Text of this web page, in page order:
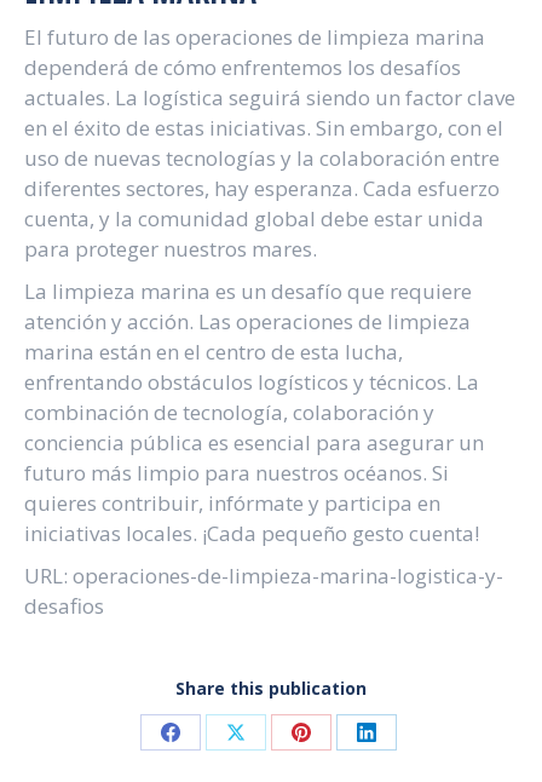
El futuro de las operaciones de limpieza marina
dependerá de cómo enfrentemos los desafíos
actuales. La logística seguirá siendo un factor clave
en el éxito de estas iniciativas. Sin embargo, con el
uso de nuevas tecnologías y la colaboración entre
diferentes sectores, hay esperanza. Cada esfuerzo
cuenta, y la comunidad global debe estar unida
para proteger nuestros mares.
La limpieza marina es un desafío que requiere
atención y acción. Las operaciones de limpieza
marina están en el centro de esta lucha,
enfrentando obstáculos logísticos y técnicos. La
combinación de tecnología, colaboración y
conciencia pública es esencial para asegurar un
futuro más limpio para nuestros océanos. Si
quieres contribuir, infórmate y participa en
iniciativas locales. ¡Cada pequeño gesto cuenta!
URL: operaciones-de-limpieza-marina-logistica-y-
desafios
Share this publication
Share Share Share Share